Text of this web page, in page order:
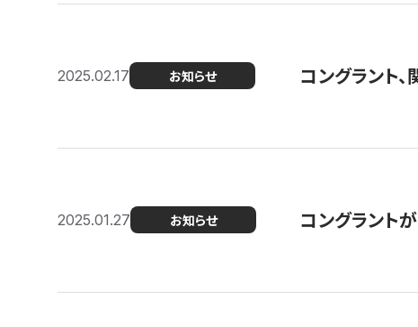
2025.02.17 お知らせ コングラント
2025.01.27 お知らせ コングラント